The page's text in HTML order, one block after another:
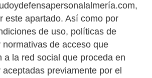
este apartado. Así como por
de uso, políticas de
normativas de acceso que
a la red social que proceda en
previamente por el